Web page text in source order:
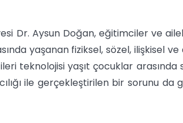
Dr. Aysun Doğan, eğitimciler ve
yaşanan fiziksel, sözel, ilişkisel
teknolojisi yaşıt çocuklar
ile gerçekleştirilen bir sorunu da